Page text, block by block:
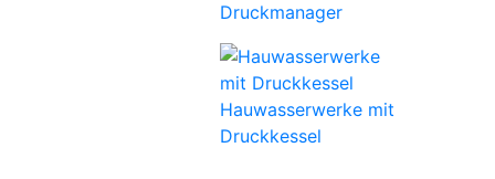
Druckmanager
Hauwasserwerke mit
Druckkessel